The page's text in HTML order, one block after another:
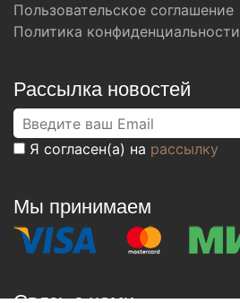
Пользовательское соглашение
Политика конфиденциальности
Рассылка новостей
Я согласен(а) на рассылку
Мы принимаем